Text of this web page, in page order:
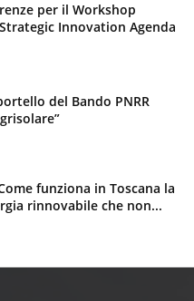
per il Workshop
Innovation Agenda
del Bando PNRR
funziona in Toscana la
rinnovabile che non...